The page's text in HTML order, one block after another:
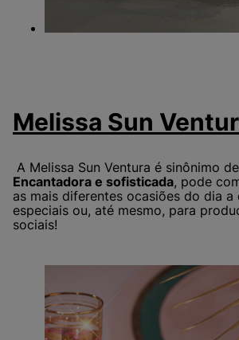
Melissa Sun
A Melissa Sun Ventura é sinônimo
Encantadora e sofisticada, pode
as mais diferentes ocasiões do dia a
especiais ou, até mesmo, para
sociais!